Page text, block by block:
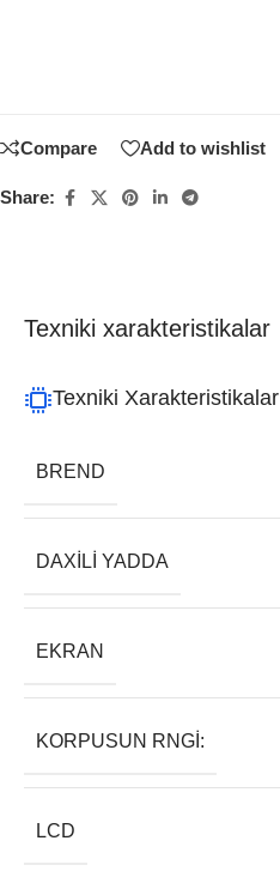
Compare Add to wishlist
Share:
Texniki xarakteristikalar
Texniki Xarakteristikalar
BREND
DAXILI YADDA
EKRAN
KORPUSUN RNGI:
LCD